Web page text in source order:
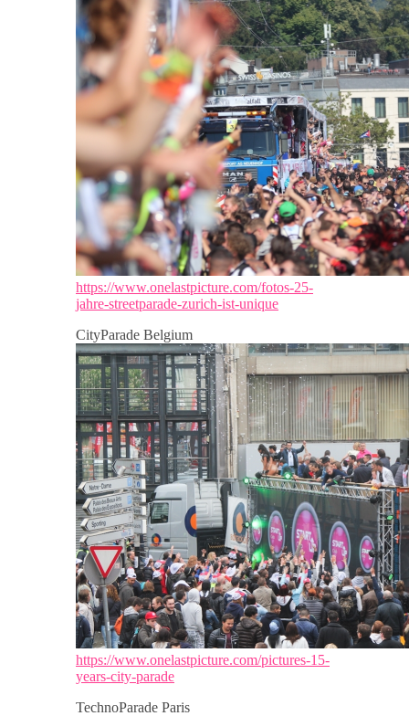
https://www.onelastpicture.com/fotos-25-
jahre-streetparade-zurich-ist-unique
CityParade Belgium
https://www.onelastpicture.com/pictures-15-
years-city-parade
TechnoParade Paris